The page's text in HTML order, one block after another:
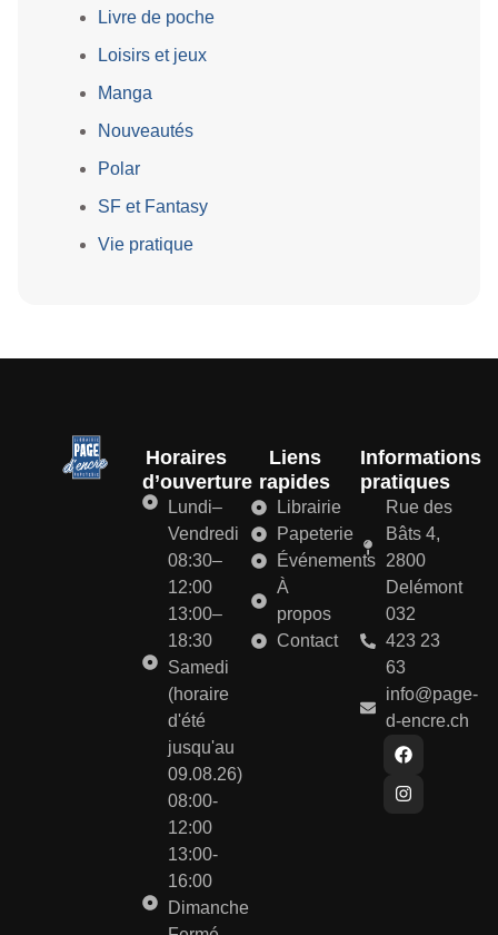
Livre de poche
Loisirs et jeux
Manga
Nouveautés
Polar
SF et Fantasy
Vie pratique
Horaires
d’ouverture
Lundi–
Vendredi
08:30–
12:00
13:00–
18:30
Samedi
(horaire
d'été
jusqu'au
09.08.26)
08:00-
12:00
13:00-
16:00
Dimanche
Liens
rapides
Librairie
Papeterie
Événements
À
propos
Contact
Informations
pratiques
Rue des
Bâts 4,
2800
Delémont
032
423 23
63
info@page-
d-encre.ch